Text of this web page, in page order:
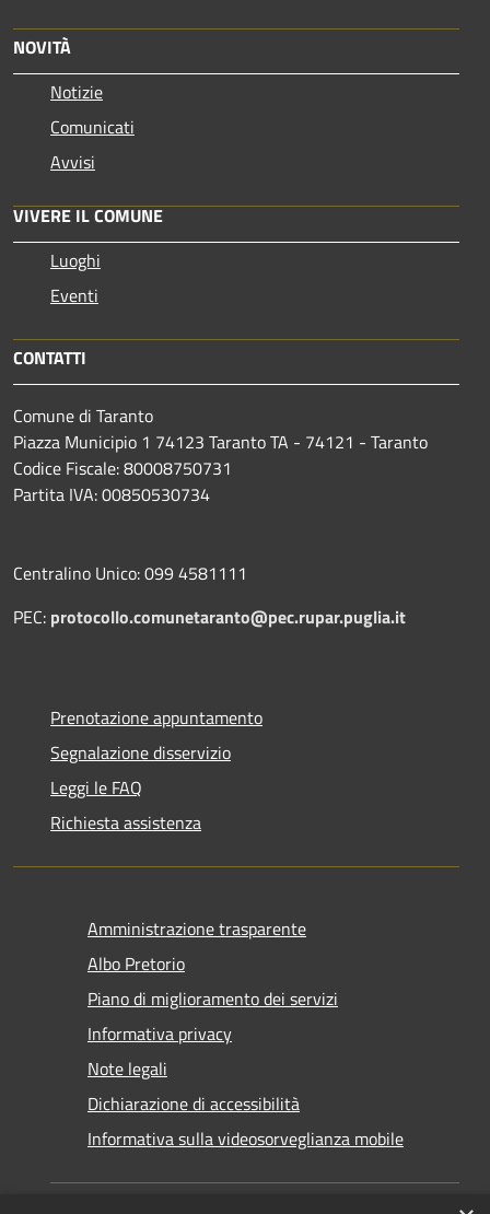
NOVITÀ
Notizie
Comunicati
Avvisi
VIVERE IL COMUNE
Luoghi
Eventi
CONTATTI
Comune di Taranto
Piazza Municipio 1 74123 Taranto TA - 74121 - Taranto
Codice Fiscale: 80008750731
Partita IVA: 00850530734
Centralino Unico: 099 4581111
PEC: protocollo.comunetaranto@pec.rupar.puglia.it
Prenotazione appuntamento
Segnalazione disservizio
Leggi le FAQ
Richiesta assistenza
Amministrazione trasparente
Albo Pretorio
Piano di miglioramento dei servizi
Informativa privacy
Note legali
Dichiarazione di accessibilità
Informativa sulla videosorveglianza mobile